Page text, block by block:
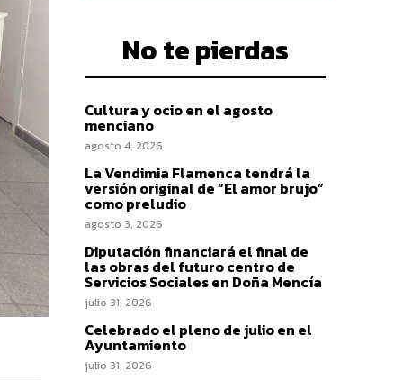
No te pierdas
Cultura y ocio en el agosto
menciano
agosto 4, 2026
La Vendimia Flamenca tendrá la
versión original de “El amor brujo”
como preludio
agosto 3, 2026
Diputación financiará el final de
las obras del futuro centro de
Servicios Sociales en Doña Mencía
julio 31, 2026
Celebrado el pleno de julio en el
Ayuntamiento
julio 31, 2026